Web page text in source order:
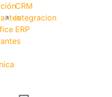
CRM
integracion
ERP